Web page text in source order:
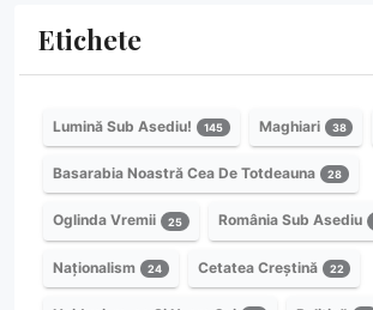
Etichete
Lumină Sub Asediu! 145 Maghiari 38
Basarabia Noastră Cea De Totdeauna 28
Oglinda Vremii 25 România Sub Asediu
Naționalism 24 Cetatea Creștină 22